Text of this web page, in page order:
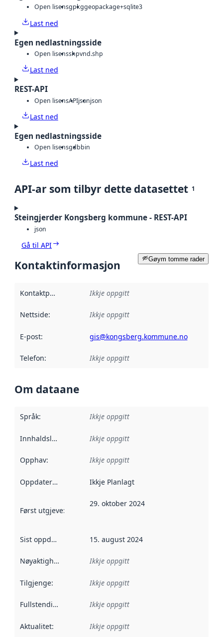
Open lisensgpkggeopackage+sqlite3
Last ned
Egen nedlastningsside
Open lisensshpvnd.shp
Last ned
REST-API
Open lisensAPIjsonjson
Last ned
Egen nedlastningsside
Open lisensgdbbin
Last ned
API-ar som tilbyr dette datasettet 1
Steingjerder Kongsberg kommune - REST-API
json
Gå til API
Gøym tomme rader
Kontaktinformasjon
Kontaktpunkt Ikkje oppgitt
Nettside: Ikkje oppgitt
E-post: gis@kongsberg.kommune.no
Telefon: Ikkje oppgitt
Om dataane
Språk: Ikkje oppgitt
Innhaldsleverandørar :
Ikkje oppgitt
Opphav: Ikkje oppgitt
Oppdateringsfrekvens :
Ikkje Planlagt
Først utgjeve:
29. oktober 2024
Sist oppdatert 15. august 2024
Nøyaktigheit Ikkje oppgitt
Tilgjenge: Ikkje oppgitt
Fullstendigheit Ikkje oppgitt
Aktualitet: Ikkje oppgitt